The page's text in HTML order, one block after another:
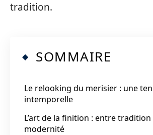
tradition.
SOMMAIRE
Le relooking du merisier : une
intemporelle
L’art de la finition : entre
modernité